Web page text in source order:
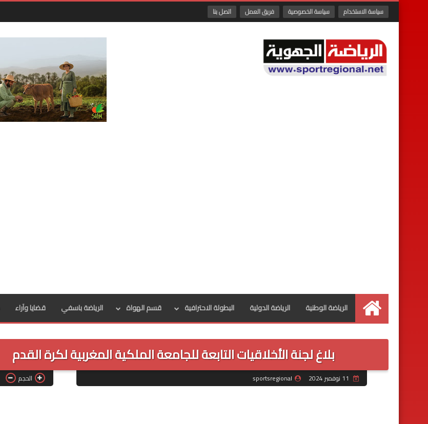
سياسة الاستخدام سياسة الخصوصية فريق العمل اتصل بنا
الرئيسية
الرياضة الوطنية الرياضة الدولية البطولة الاحترافية قسم الهواة الرياضة باسفي قضايا وآراء
بلاغ لجنة الأخلاقيات التابعة للجامعة الملكية المغربية لكرة القدم
sportsregional الحجم